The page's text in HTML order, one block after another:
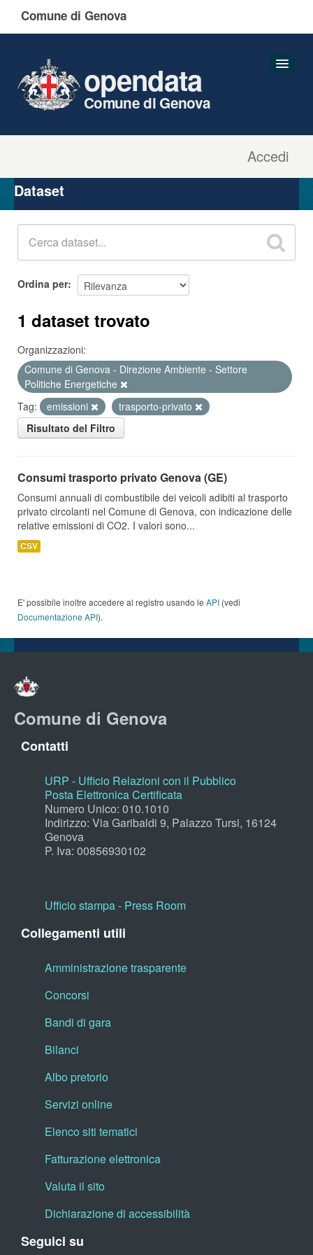
Comune di Genova
Accedi
opendata
Comune di Genova
Organizzazioni
Gruppi
Dataset
Ordina per
1 dataset trovato
Organizzazioni:
Comune di Genova - Direzione Ambiente - Settore
Politiche Energetiche
Tag:
emissioni
trasporto-privato
Risultato del Filtro
Consumi trasporto privato Genova (GE)
Consumi annuali di combustibile dei veicoli adibiti al trasporto
privato circolanti nel Comune di Genova, con indicazione delle
relative emissioni di CO2. I valori sono...
CSV
E' possibile inoltre accedere al registro usando le API (vedi
Documentazione API).
Comune di Genova
Contatti
URP - Ufficio Relazioni con il Pubblico
Posta Elettronica Certificata
Numero Unico: 010.1010
Indirizzo: Via Garibaldi 9, Palazzo Tursi, 16124
Genova
P. Iva: 00856930102
Ufficio stampa - Press Room
Collegamenti utili
Amministrazione trasparente
Concorsi
Bandi di gara
Bilanci
Albo pretorio
Servizi online
Elenco siti tematici
Fatturazione elettronica
Valuta il sito
Dichiarazione di accessibilità
Seguici su